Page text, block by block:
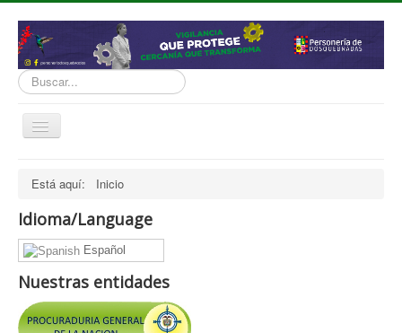
Buscar...
Cambiar
Presupuesto
Politicas, Planes, Proyectos
Tramites y Servicios
Está aquí: Inicio
Idioma/Language
Español
Nuestras entidades